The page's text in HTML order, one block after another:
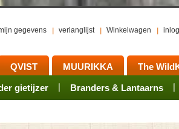
gegevens verlanglijst Winkelwagen
QVIST
gietijzer Branders & Lantaarns
MUURIKKA
Rookovens Kotakeittio Branders
The
Onderhoud Activiteiten
Pots, Pans, Kettles Mess tins